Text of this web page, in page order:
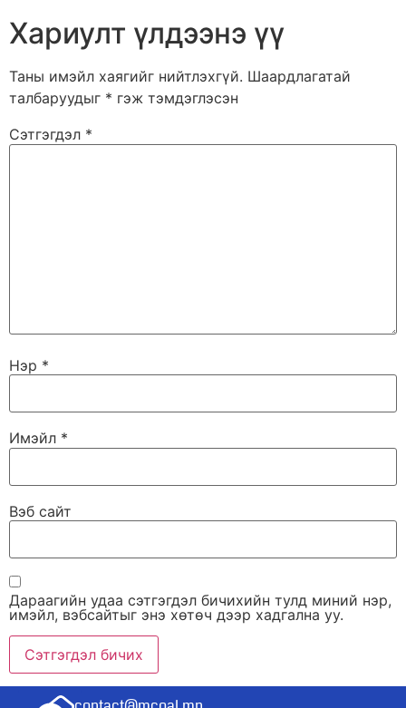
Хариулт үлдээнэ үү
Таны имэйл хаягийг нийтлэхгүй. Шаардлагатай
талбаруудыг * гэж тэмдэглэсэн
Сэтгэгдэл *
Нэр *
Имэйл *
Вэб сайт
Дараагийн удаа сэтгэгдэл бичихийн тулд миний нэр,
имэйл, вэбсайтыг энэ хөтөч дээр хадгална уу.